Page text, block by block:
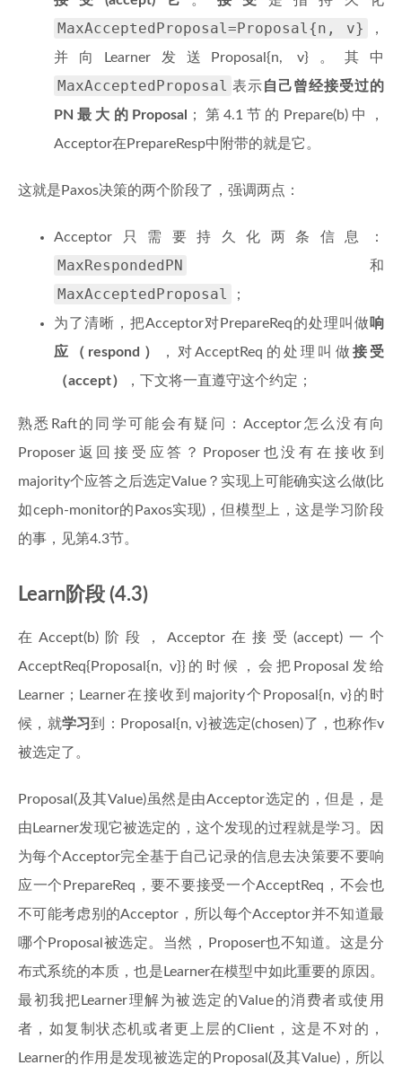
MaxAcceptedProposal=Proposal{n, v}
，
并向Learner发送Proposal{n, v}。其中
MaxAcceptedProposal 表示自己曾经接受过的
PN最大的Proposal
；第4.1节的Prepare(b)中，
Acceptor在PrepareResp中附带的就是它。
这就是Paxos决策的两个阶段了，强调两点：
Acceptor只需要持久化两条信息：
MaxRespondedPN 和
MaxAcceptedProposal
；
为了清晰，把Acceptor对PrepareReq的处理叫做响
应（respond）
，对AcceptReq的处理叫做接受
（accept）
，下文将一直遵守这个约定；
熟悉Raft的同学可能会有疑问：Acceptor怎么没有向
Proposer返回接受应答？Proposer也没有在接收到
majority个应答之后选定Value？实现上可能确实这么做(比
如ceph-monitor的Paxos实现)，但模型上，这是学习阶段
的事，见第4.3节。
Learn阶段 (4.3)
在Accept(b)阶段，Acceptor在接受(accept)一个
AcceptReq{Proposal{n, v}}的时候，会把Proposal发给
Learner；Learner在接收到majority个Proposal{n, v}的时
候，就学习到：Proposal{n, v}被选定(chosen)了，也称作v
被选定了。
Proposal(及其Value)虽然是由Acceptor选定的，但是，是
由Learner发现它被选定的，这个发现的过程就是学习。因
为每个Acceptor完全基于自己记录的信息去决策要不要响
应一个PrepareReq，要不要接受一个AcceptReq，不会也
不可能考虑别的Acceptor，所以每个Acceptor并不知道最
哪个Proposal被选定。当然，Proposer也不知道。这是分
布式系统的本质，也是Learner在模型中如此重要的原因。
最初我把Learner理解为被选定的Value的消费者或使用
者，如复制状态机或者更上层的Client，这是不对的，
Learner的作用是发现被选定的Proposal(及其Value)，所以